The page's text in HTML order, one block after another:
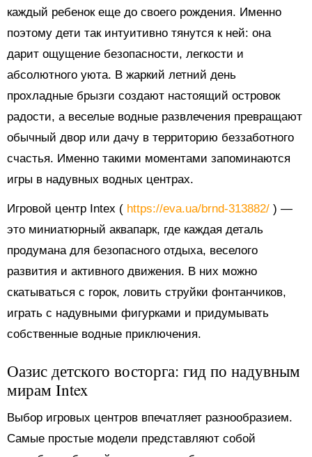
каждый ребенок еще до своего рождения. Именно
поэтому дети так интуитивно тянутся к ней: она
дарит ощущение безопасности, легкости и
абсолютного уюта. В жаркий летний день
прохладные брызги создают настоящий островок
радости, а веселые водные развлечения превращают
обычный двор или дачу в территорию беззаботного
счастья. Именно такими моментами запоминаются
игры в надувных водных центрах.
Игровой центр Intex ( https://eva.ua/brnd-313882/ ) —
это миниатюрный аквапарк, где каждая деталь
продумана для безопасного отдыха, веселого
развития и активного движения. В них можно
скатываться с горок, ловить струйки фонтанчиков,
играть с надувными фигурками и придумывать
собственные водные приключения.
Оазис детского восторга: гид по надувным
мирам Intex
Выбор игровых центров впечатляет разнообразием.
Самые простые модели представляют собой